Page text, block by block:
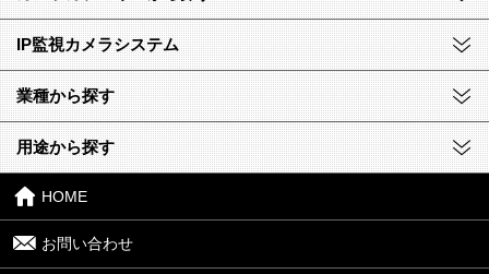
IP監視カメラシステム
業種から探す
用途から探す
HOME
お問い合わせ